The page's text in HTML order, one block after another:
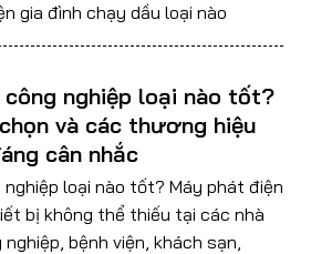
gia đình chạy dầu loại nào
công nghiệp loại nào tốt?
và các thương hiệu
cân nhắc
loại nào tốt? Máy phát điện
bị không thể thiếu tại các nhà
bệnh viện, khách sạn,